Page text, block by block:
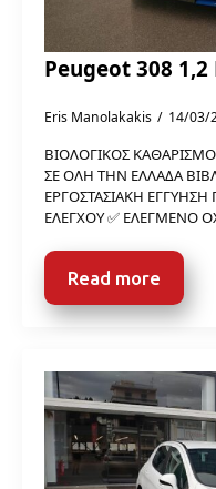
Peugeot 308 1,2
Eris Manolakakis 14/03/
ΒΙΟΛΟΓΙΚΟΣ
ΣΕ ΟΛΗ ΤΗΝ ΕΛΛΑΔΑ
ΕΡΓΟΣΤΑΣΙΑΚΗ
ΕΛΕΓΧΟΥ ✅ ΕΛΕΓΜΕΝΟ
Read more